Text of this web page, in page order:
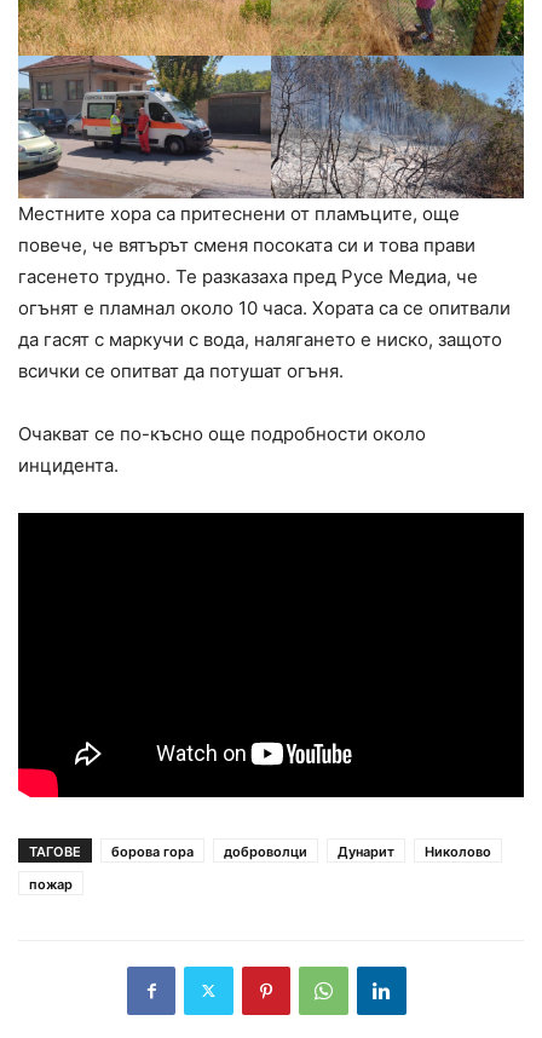
Местните хора са притеснени от пламъците, още
повече, че вятърът сменя посоката си и това прави
гасенето трудно. Те разказаха пред Русе Медиа, че
огънят е пламнал около 10 часа. Хората са се опитвали
да гасят с маркучи с вода, налягането е ниско, защото
всички се опитват да потушат огъня.
Очакват се по-късно още подробности около
инцидента.
ТАГОВЕ борова гора доброволци Дунарит
Николово
пожар